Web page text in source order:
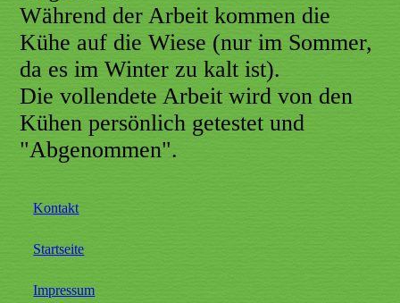
Während der Arbeit kommen die
Kühe auf die Wiese (nur im Sommer,
da es im Winter zu kalt ist).
Die vollendete Arbeit wird von den
Kühen persönlich getestet und
"Abgenommen".
Kontakt
Startseite
Impressum